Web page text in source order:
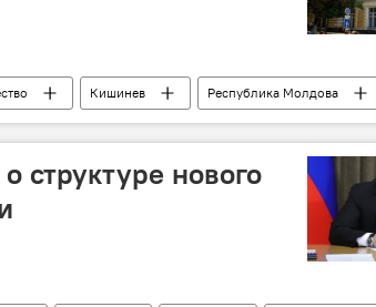
Кишинев
Республика Молдова
структуре нового